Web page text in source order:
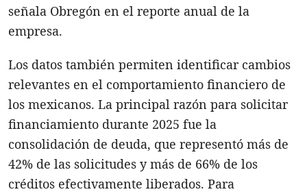
señala Obregón en el reporte anual de la
empresa.
Los datos también permiten identificar cambios
relevantes en el comportamiento financiero de
los mexicanos. La principal razón para solicitar
financiamiento durante 2025 fue la
consolidación de deuda, que representó más de
42% de las solicitudes y más de 66% de los
créditos efectivamente liberados. Para